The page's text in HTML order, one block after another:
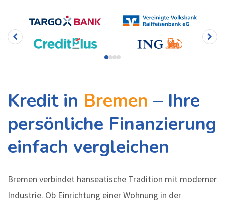
Kredit in Bremen – Ihre
persönliche Finanzierung
einfach vergleichen
Bremen verbindet hanseatische Tradition mit moderner
Industrie. Ob Einrichtung einer Wohnung in der